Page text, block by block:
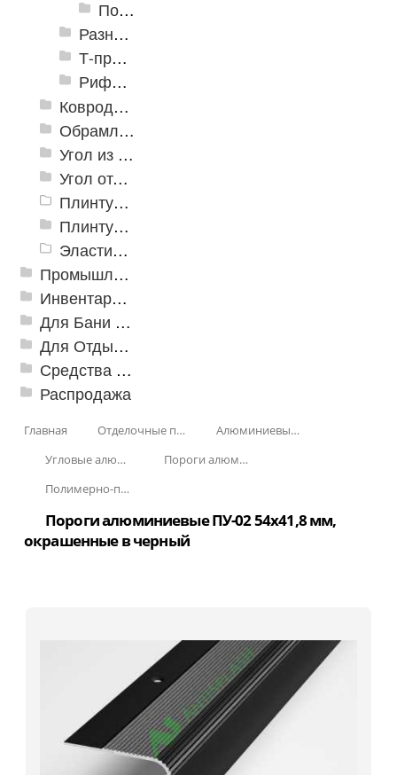
Пороги алюминиевые угловые Д-5 20х20мм
Разноуровневые алюминиевые профили
Т-профиль
Рифленые алюминиевые листы и углы квинтет
Ковродержатели
Обрамление
Угол из ПВХ
Угол отделочный арочный
Плинтус для столешниц
Плинтусы «KronPlast»
Эластичный напольно-стыковочный профиль Cezar
Промышленный текстиль
Инвентарь для клининга
Для Бани и Сауны
Для Отдыха и Пикника
Средства от насекомых и садовых вредителей
Распродажа
Главная Отделочные профили
Алюминиевые пороги
Угловые алюминиевые пороги
Пороги алюминиевые ПУ-02 54x41,8 мм
Полимерно-порошковое окрашивание
Пороги алюминиевые ПУ-02 54x41,8 мм,
окрашенные в черный